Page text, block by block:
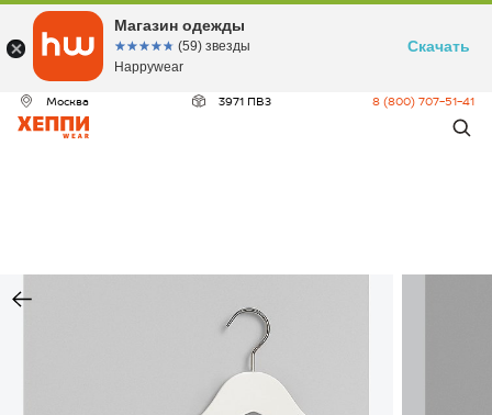
Москва 3971 ПВЗ 8 (800) 707-51-41
Магазин одежды
☆☆☆☆☆
★★★★★ (59) звезды
Happywear
Скачать